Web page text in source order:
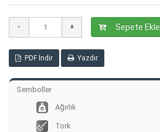
Sepete Ekle
PDF İndir Yazdır
Semboller
Ağırlık
Tork